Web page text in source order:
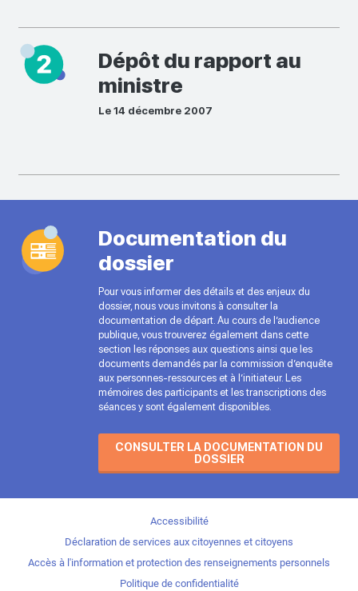
Dépôt du rapport au
ministre
Le 14 décembre 2007
Documentation du
dossier
Pour vous informer des détails et des enjeux du
dossier, nous vous invitons à consulter la
documentation de départ. Au cours de l’audience
publique, vous trouverez également dans cette
section les réponses aux questions ainsi que les
documents demandés par la commission d’enquête
aux personnes-ressources et à l’initiateur. Les
mémoires des participants et les transcriptions des
séances y sont également disponibles.
CONSULTER LA DOCUMENTATION DU
DOSSIER
Accessibilité
Déclaration de services aux citoyennes et citoyens
Accès à l'information et protection des renseignements personnels
Politique de confidentialité